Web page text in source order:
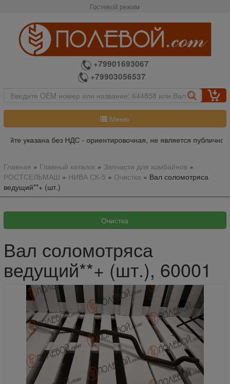
Гостевой режим
+79901693067
+79903056537
Меню
указана без НДС - ориентировочная, не является публичной
Главная » Главный каталог» Запчасти для комбайнов»
РОСТСЕЛЬМАШ » НИВА СК-5 » Очистка » Вал соломотряса
ведущий**+ (шт.)
Вал соломотряса
ведущий**+ (шт.), 60001